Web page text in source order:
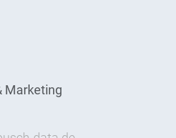
Marketing